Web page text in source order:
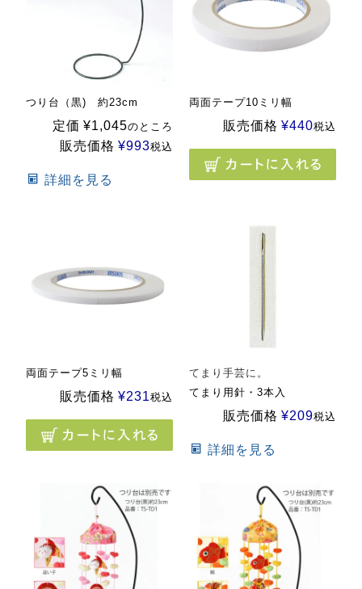
つり台（黒) 約23cm
定価 ¥1,045のところ
販売価格 ¥993税込
詳細を見る
両面テープ10ミリ幅
販売価格 ¥440税込
両面テープ5ミリ幅
販売価格 ¥231税込
てまり手芸に。
てまり用針・3本入
販売価格 ¥209税込
詳細を見る